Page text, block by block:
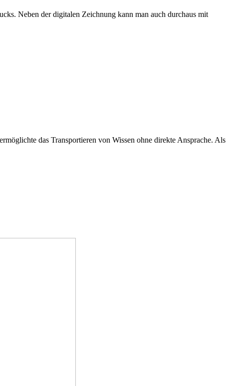
Neben der digitalen Zeichnung kann man auch durchaus mit
das Transportieren von Wissen ohne direkte Ansprache. Als